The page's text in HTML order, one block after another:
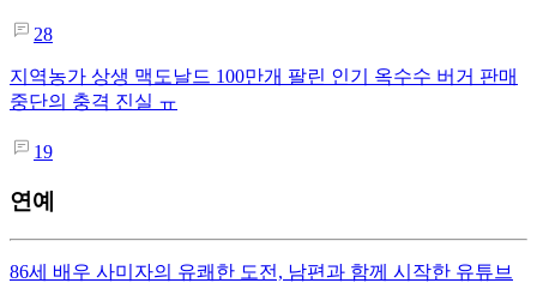
28
지역농가 상생 맥도날드 100만개 팔린 인기 옥수수 버거 판매
중단의 충격 진실 ㅠ
19
연예
86세 배우 사미자의 유쾌한 도전, 남편과 함께 시작한 유튜브